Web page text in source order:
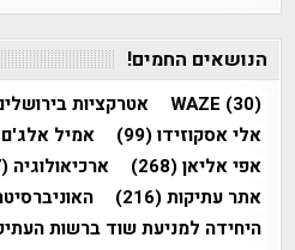
הנושאים החמים!
WAZE (30) אטרקציות
אלי אסקוזידו(99) אמיל אלג'ם
אפי אליאן(268) ארכיאולוגיה (207)
אתר עתיקות(216)
היחידה למניעת שוד ברשות